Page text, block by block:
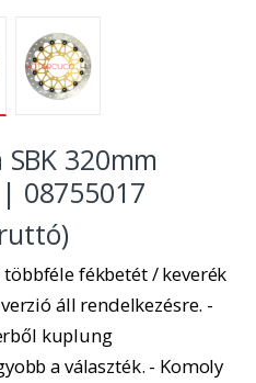
320mm
08755017
többféle fékbetét / keverék
áll rendelkezésre. -
kuplung
a választék. - Komoly